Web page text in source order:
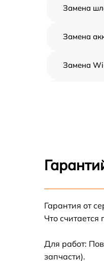
Замена
Замена
Замена
Ремонт
Гарантия от
Что
Для работ:
запчасти).